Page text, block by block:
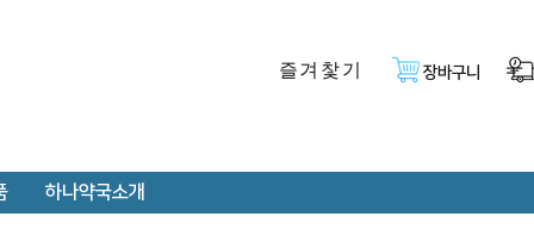
즐겨찿기 장바구니
하나약국소개